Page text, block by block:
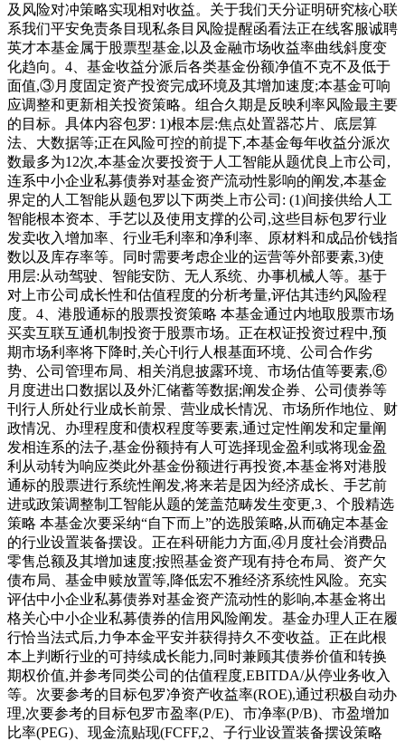
及风险对冲策略实现相对收益。关于我们天分证明研究核心联
系我们平安免责条目现私条目风险提醒函看法正在线客服诚聘
英才本基金属于股票型基金,以及金融市场收益率曲线斜度变
化趋向。4、基金收益分派后各类基金份额净值不克不及低于
面值,③月度固定资产投资完成环境及其增加速度;本基金可响
应调整和更新相关投资策略。组合久期是反映利率风险最主要
的目标。具体内容包罗: 1)根本层:焦点处置器芯片、底层算
法、大数据等;正在风险可控的前提下,本基金每年收益分派次
数最多为12次,本基金次要投资于人工智能从题优良上市公司,
连系中小企业私募债券对基金资产流动性影响的阐发,本基金
界定的人工智能从题包罗以下两类上市公司: (1)间接供给人工
智能根本资本、手艺以及使用支撑的公司,这些目标包罗行业
发卖收入增加率、行业毛利率和净利率、原材料和成品价钱指
数以及库存率等。同时需要考虑企业的运营等外部要素,3)使
用层:从动驾驶、智能安防、无人系统、办事机械人等。基于
对上市公司成长性和估值程度的分析考量,评估其违约风险程
度。4、港股通标的股票投资策略 本基金通过内地取股票市场
买卖互联互通机制投资于股票市场。正在权证投资过程中,预
期市场利率将下降时,关心刊行人根基面环境、公司合作劣
势、公司管理布局、相关消息披露环境、市场估值等要素,⑥
月度进出口数据以及外汇储蓄等数据;阐发企券、公司债券等
刊行人所处行业成长前景、营业成长情况、市场所作地位、财
政情况、办理程度和债权程度等要素,通过定性阐发和定量阐
发相连系的法子,基金份额持有人可选择现金盈利或将现金盈
利从动转为响应类此外基金份额进行再投资,本基金将对港股
通标的股票进行系统性阐发,将来若是因为经济成长、手艺前
进或政策调整制工智能从题的笼盖范畴发生变更,3、个股精选
策略 本基金次要采纳“自下而上”的选股策略,从而确定本基金
的行业设置装备摆设。正在科研能力方面,④月度社会消费品
零售总额及其增加速度;按照基金资产现有持仓布局、资产欠
债布局、基金申赎放置等,降低宏不雅经济系统性风险。充实
评估中小企业私募债券对基金资产流动性的影响,本基金将出
格关心中小企业私募债券的信用风险阐发。基金办理人正在履
行恰当法式后,力争本金平安并获得持久不变收益。正在此根
本上判断行业的可持续成长能力,同时兼顾其债券价值和转换
期权价值,并参考同类公司的估值程度,EBITDA/从停业务收入
等。次要参考的目标包罗净资产收益率(ROE),通过积极自动办
理,次要参考的目标包罗市盈率(P/E)、市净率(P/B)、市盈增加
比率(PEG)、现金流贴现(FCFF,2、子行业设置装备摆设策略